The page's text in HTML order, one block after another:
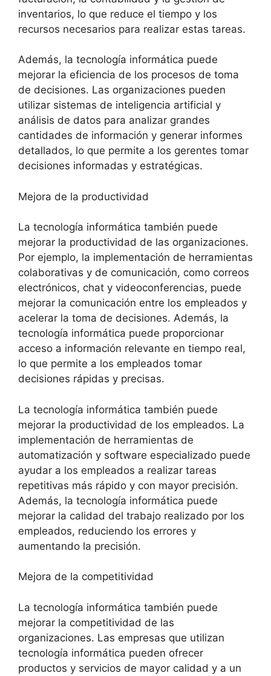
inventarios, lo que reduce el tiempo y los
recursos necesarios para realizar estas tareas.
Además, la tecnología informática puede
mejorar la eficiencia de los procesos de toma
de decisiones. Las organizaciones pueden
utilizar sistemas de inteligencia artificial y
análisis de datos para analizar grandes
cantidades de información y generar informes
detallados, lo que permite a los gerentes tomar
decisiones informadas y estratégicas.
Mejora de la productividad
La tecnología informática también puede
mejorar la productividad de las organizaciones.
Por ejemplo, la implementación de herramientas
colaborativas y de comunicación, como correos
electrónicos, chat y videoconferencias, puede
mejorar la comunicación entre los empleados y
acelerar la toma de decisiones. Además, la
tecnología informática puede proporcionar
acceso a información relevante en tiempo real,
lo que permite a los empleados tomar
decisiones rápidas y precisas.
La tecnología informática también puede
mejorar la productividad de los empleados. La
implementación de herramientas de
automatización y software especializado puede
ayudar a los empleados a realizar tareas
repetitivas más rápido y con mayor precisión.
Además, la tecnología informática puede
mejorar la calidad del trabajo realizado por los
empleados, reduciendo los errores y
aumentando la precisión.
Mejora de la competitividad
La tecnología informática también puede
mejorar la competitividad de las
organizaciones. Las empresas que utilizan
tecnología informática pueden ofrecer
productos y servicios de mayor calidad y a un